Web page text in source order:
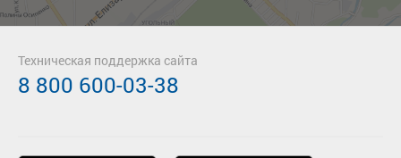
Техническая поддержка сайта
8 800 600-03-38